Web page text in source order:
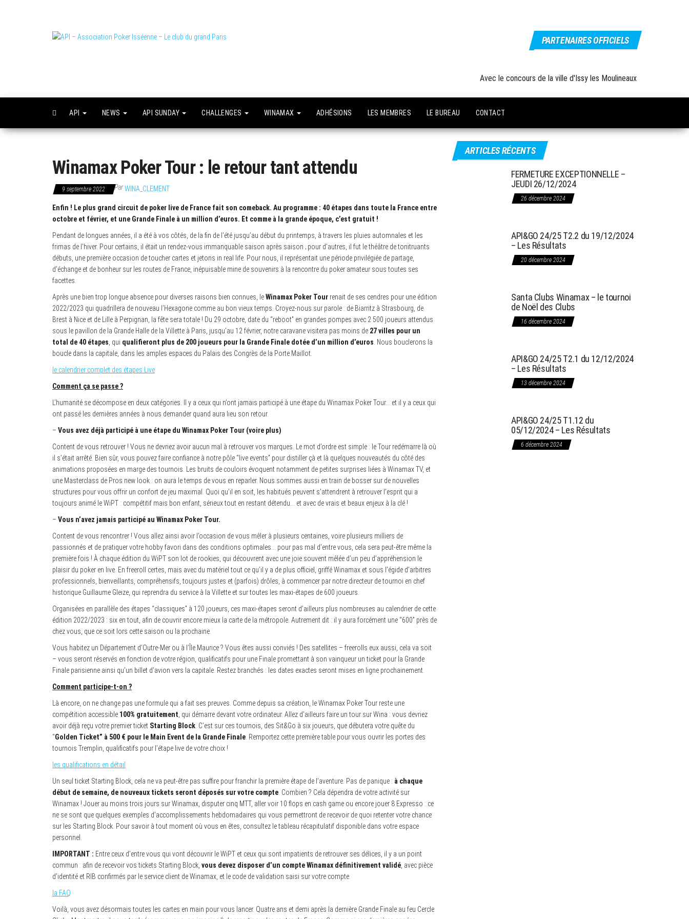
grand Paris
PARTENAIRES OFFICIELS
Avec le concours de la ville d'Issy les Moulineaux
API NEWS API SUNDAY CHALLENGES WINAMAX ADHÉSIONS LES MEMBRES LE BUREAU CONTACT
Winamax Poker Tour : le retour tant attendu
9 septembre 2022 ParWINA_CLEMENT
Enfin ! Le plus grand circuit de poker live de France fait son comeback. Au programme : 40 étapes dans toute la France entre
octobre et février, et une Grande Finale à un million d’euros. Et comme à la grande époque, c’est gratuit !
Pendant de longues années, il a été à vos côtés, de la fin de l’été jusqu’au début du printemps, à travers les pluies automnales et les
frimas de l’hiver. Pour certains, il était un rendez-vous immanquable saison après saison ; pour d’autres, il fut le théâtre de tonitruants
débuts, une première occasion de toucher cartes et jetons in real life. Pour nous, il représentait une période privilégiée de partage,
d’échange et de bonheur sur les routes de France, inépuisable mine de souvenirs à la rencontre du poker amateur sous toutes ses
facettes.
Après une bien trop longue absence pour diverses raisons bien connues, leWinamax Poker Tour renait de ses cendres pour une édition
2022/2023 qui quadrillera de nouveau l’Hexagone comme au bon vieux temps. Croyez-nous sur parole : de Biarritz à Strasbourg, de
Brest à Nice et de Lille à Perpignan, la fête sera totale ! Du 29 octobre, date du “reboot” en grandes pompes avec 2 500 joueurs attendus
sous le pavillon de la Grande Halle de la Villette à Paris, jusqu’au 12 février, notre caravane visitera pas moins de 27 villes pour un
total de 40 étapes, qui qualifieront plus de 200 joueurs pour la Grande Finale dotée d’un million d’euros. Nous bouclerons la
boucle dans la capitale, dans les amples espaces du Palais des Congrès de la Porte Maillot.
le calendrier complet des étapes Live
Comment ça se passe ?
L’humanité se décompose en deux catégories. Il y a ceux qui n’ont jamais participé à une étape du Winamax Poker Tour… et il y a ceux qui
ont passé les dernières années à nous demander quand aura lieu son retour.
– Vous avez déjà participé à une étape du Winamax Poker Tour (voire plus)
Content de vous retrouver ! Vous ne devriez avoir aucun mal à retrouver vos marques. Le mot d’ordre est simple : le Tour redémarre là où
il s’était arrêté. Bien sûr, vous pouvez faire confiance à notre pôle “live events” pour distiller çà et là quelques nouveautés du côté des
animations proposées en marge des tournois. Les bruits de couloirs évoquent notamment de petites surprises liées à Winamax TV, et
une Masterclass de Pros new look : on aura le temps de vous en reparler. Nous sommes aussi en train de bosser sur de nouvelles
structures pour vous offrir un confort de jeu maximal. Quoi qu’il en soit, les habitués peuvent s’attendrent à retrouver l’esprit qui a
toujours animé le WiPT : compétitif mais bon enfant, sérieux tout en restant détendu… et avec de vrais et beaux enjeux à la clé !
– Vous n’avez jamais participé au Winamax Poker Tour.
Content de vous rencontrer ! Vous allez ainsi avoir l’occasion de vous mêler à plusieurs centaines, voire plusieurs milliers de
passionnés et de pratiquer votre hobby favori dans des conditions optimales… pour pas mal d’entre vous, cela sera peut-être même la
première fois ! À chaque édition du WiPT son lot de rookies, qui découvrent avec une joie souvent mêlée d’un peu d’appréhension le
plaisir du poker en live. En freeroll certes, mais avec du matériel tout ce qu’il y a de plus officiel, griffé Winamax et sous l’égide d’arbitres
professionnels, bienveillants, compréhensifs, toujours justes et (parfois) drôles, à commencer par notre directeur de tournoi en chef
historique Guillaume Gleize, qui reprendra du service à la Villette et sur toutes les maxi-étapes de 600 joueurs.
Organisées en parallèle des étapes “classiques” à 120 joueurs, ces maxi-étapes seront d’ailleurs plus nombreuses au calendrier de cette
édition 2022/2023 : six en tout, afin de couvrir encore mieux la carte de la métropole. Autrement dit : il y aura forcément une “600” près de
chez vous, que ce soit lors cette saison ou la prochaine.
Vous habitez un Département d’Outre-Mer ou à l’Île Maurice ? Vous êtes aussi conviés ! Des satellites – freerolls eux aussi, cela va soit
– vous seront réservés en fonction de votre région, qualificatifs pour une Finale promettant à son vainqueur un ticket pour la Grande
Finale parisienne ainsi qu’un billet d’avion vers la capitale. Restez branchés : les dates exactes seront mises en ligne prochainement.
Comment participe-t-on ?
Là encore, on ne change pas une formule qui a fait ses preuves. Comme depuis sa création, le Winamax Poker Tour reste une
compétition accessible 100% gratuitement, qui démarre devant votre ordinateur. Allez d’ailleurs faire un tour sur Wina : vous devriez
avoir déjà reçu votre premier ticket Starting Block. C’est sur ces tournois, des Sit&Go à six joueurs, que débutera votre quête du
“Golden Ticket” à 500 € pour le Main Event de la Grande Finale. Remportez cette première table pour vous ouvrir les portes des
tournois Tremplin, qualificatifs pour l’étape live de votre choix !
les qualifications en détail
Un seul ticket Starting Block, cela ne va peut-être pas suffire pour franchir la première étape de l’aventure. Pas de panique : à chaque
début de semaine, de nouveaux tickets seront déposés sur votre compte. Combien ? Cela dépendra de votre activité sur
Winamax ! Jouer au moins trois jours sur Winamax, disputer cinq MTT, aller voir 10 flops en cash game ou encore jouer 8 Expresso : ce
ne se sont que quelques exemples d’accomplissements hebdomadaires qui vous permettront de recevoir de quoi retenter votre chance
sur les Starting Block. Pour savoir à tout moment où vous en êtes, consultez le tableau récapitulatif disponible dans votre espace
personnel.
IMPORTANT : Entre ceux d’entre vous qui vont découvrir le WiPT et ceux qui sont impatients de retrouver ses délices, il y a un point
commun : afin de recevoir vos tickets Starting Block, vous devez disposer d’un compte Winamax définitivement validé, avec pièce
d’identité et RIB confirmés par le service client de Winamax, et le code de validation saisi sur votre compte.
la FAQ
Voilà, vous avez désormais toutes les cartes en main pour vous lancer. Quatre ans et demi après la dernière Grande Finale au feu Cercle
ARTICLES RÉCENTS
FERMETURE EXCEPTIONNELLE –
JEUDI 26/12/2024
26 décembre 2024
API&GO 24/25 T2.2 du 19/12/2024
– Les Résultats
20 décembre 2024
Santa Clubs Winamax – le tournoi
de Noël des Clubs
16 décembre 2024
API&GO 24/25 T2.1 du 12/12/2024
– Les Résultats
13 décembre 2024
API&GO 24/25 T1.12 du
05/12/2024 – Les Résultats
6 décembre 2024